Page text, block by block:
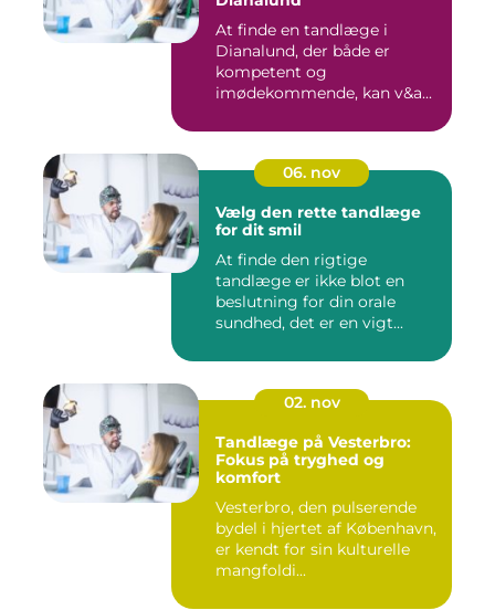
At finde en tandlæge i
Dianalund, der både er
kompetent og
imødekommende, kan v&a...
06. nov
Vælg den rette tandlæge
for dit smil
At finde den rigtige
tandlæge er ikke blot en
beslutning for din orale
sundhed, det er en vigt...
02. nov
Tandlæge på Vesterbro:
Fokus på tryghed og
komfort
Vesterbro, den pulserende
bydel i hjertet af København,
er kendt for sin kulturelle
mangfoldi...